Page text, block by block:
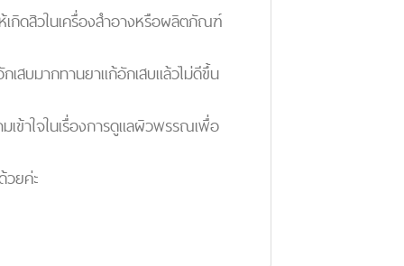
กิดสิวในเครื่องสำอางหรือผลิตภัณฑ์
สบมากทานยาแก้อักเสบแล้วไม่ดีขึ้น
ข้าใจในเรื่องการดูแลผิวพรรณเพื่อ
ยค่ะ